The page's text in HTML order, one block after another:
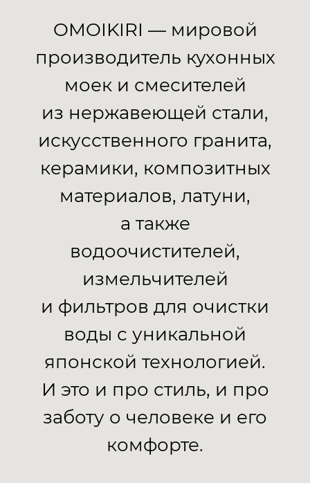
OMOIKIRI — мировой
производитель кухонных
моек и смесителей
из нержавеющей стали,
искусственного гранита,
керамики, композитных
материалов, латуни,
а также
водоочистителей,
измельчителей
и фильтров для очистки
воды с уникальной
японской технологией.
И это и про стиль, и про
заботу о человеке и его
комфорте.